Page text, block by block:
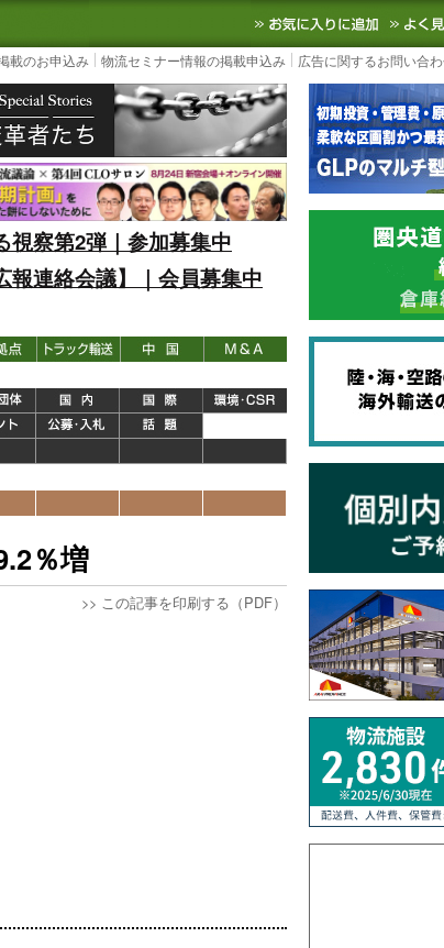
の物流ニュースサイト3PL, SCMなど国内外の最新の物流ニュー
お気
載のお申込み 物流セミナー情報の掲載申込み 広告に関するお問い合
視察第2弾｜参加募集中
報連絡会議】｜会員募集中
％増
>> この記事を印刷する（PDF）